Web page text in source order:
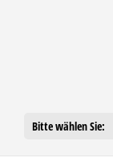
Bitte wählen Sie: